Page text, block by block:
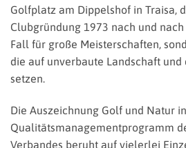
Golfplatz am Dippelshof in Traisa,
Clubgründung 1973 nach und
Fall für große Meisterschaften,
die auf unverbaute Landschaft
setzen.
Die Auszeichnung Golf und Natur
Qualitätsmanagementprogramm
Verbandes beruht auf vielerlei